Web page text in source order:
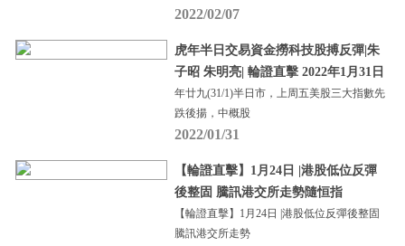
2022/02/07
虎年半日交易資金撈科技股搏反彈|朱
子昭 朱明亮| 輪證直擊 2022年1月31日
年廿九(31/1)半日市，上周五美股三大指數先
跌後揚，中概股
2022/01/31
【輪證直擊】1月24日 |港股低位反彈
後整固 騰訊港交所走勢隨恒指
【輪證直擊】1月24日 |港股低位反彈後整固
騰訊港交所走勢